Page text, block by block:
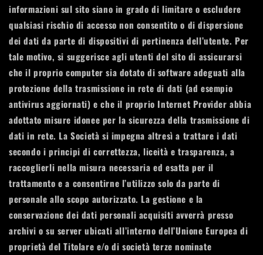
informazioni sul sito siano in grado di limitare o escludere
qualsiasi rischio di accesso non consentito o di dispersione
dei dati da parte di dispositivi di pertinenza dell’utente. Per
tale motivo, si suggerisce agli utenti del sito di assicurarsi
che il proprio computer sia dotato di software adeguati alla
protezione della trasmissione in rete di dati (ad esempio
antivirus aggiornati) e che il proprio Internet Provider abbia
adottato misure idonee per la sicurezza della trasmissione di
dati in rete. La Società si impegna altresì a trattare i dati
secondo i principi di correttezza, liceità e trasparenza, a
raccoglierli nella misura necessaria ed esatta per il
trattamento e a consentirne l’utilizzo solo da parte di
personale allo scopo autorizzato. La gestione e la
conservazione dei dati personali acquisiti avverrà presso
archivi o su server ubicati all’interno dell’Unione Europea di
proprietà del Titolare e/o di società terze nominate